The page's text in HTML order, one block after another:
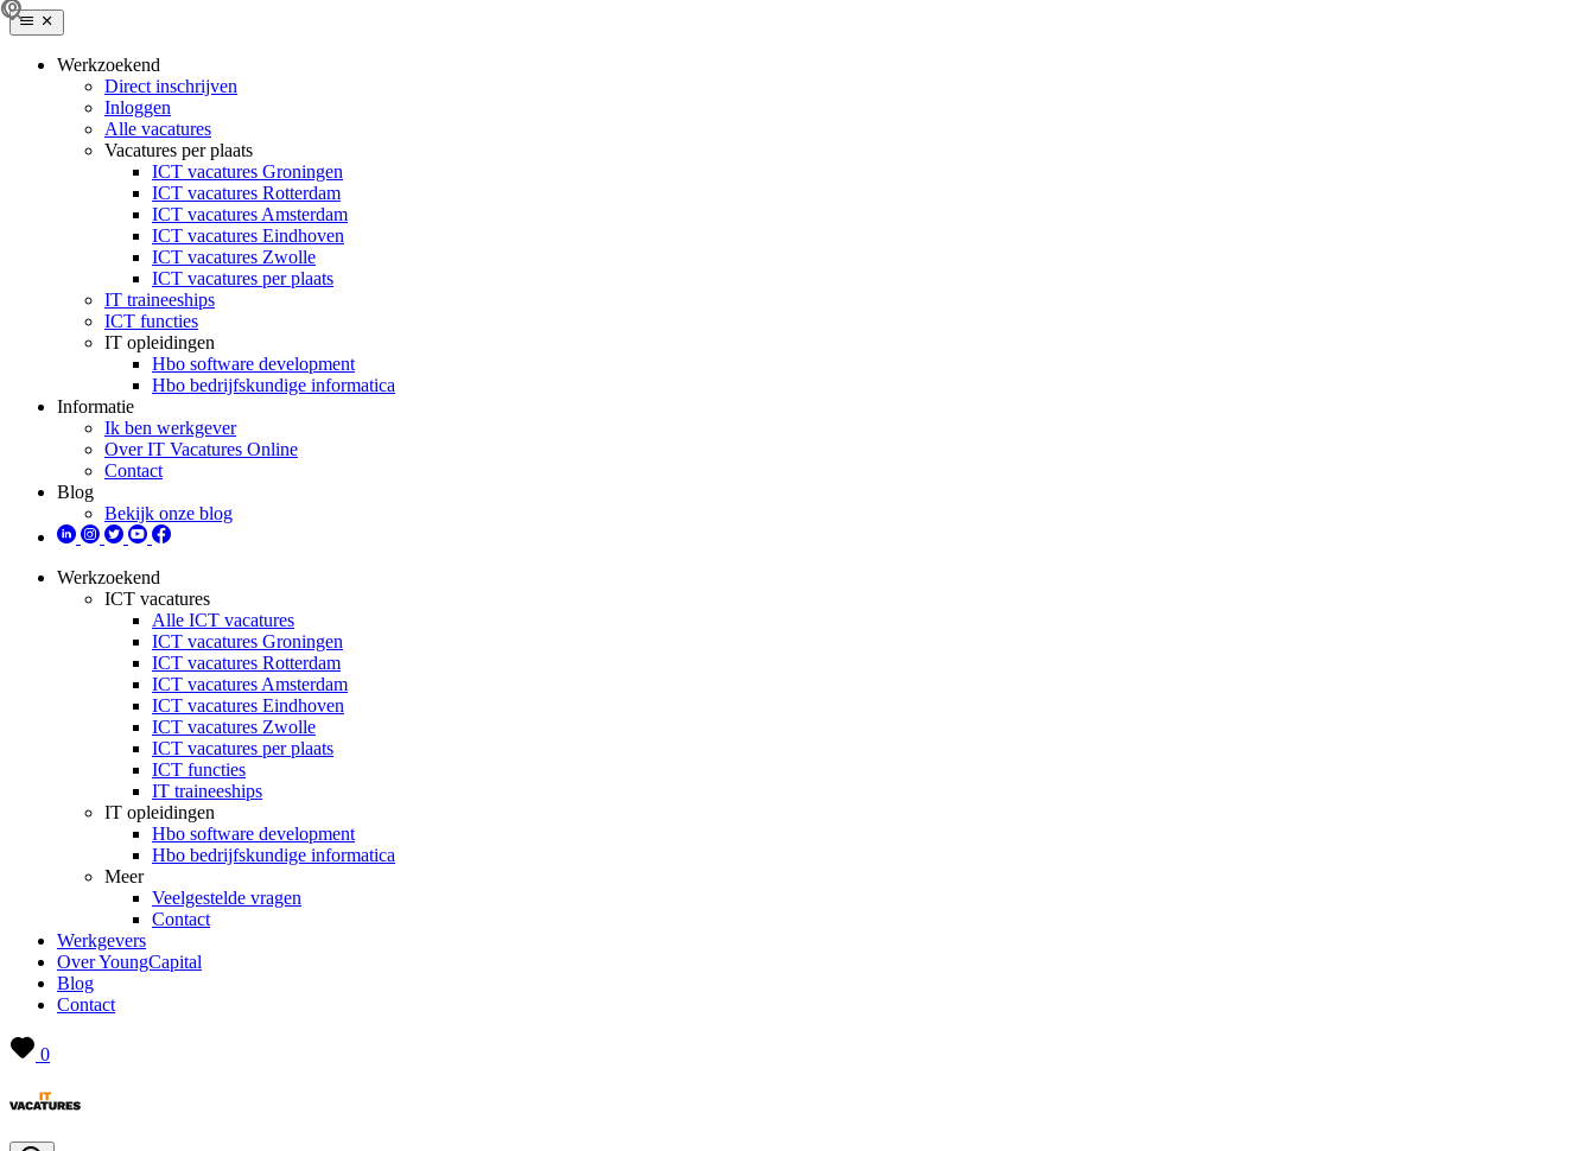
Werkzoekend
Direct inschrijven
Inloggen
Alle vacatures
Vacatures per plaats
ICT vacatures Groningen
ICT vacatures Rotterdam
ICT vacatures Amsterdam
ICT vacatures Eindhoven
ICT vacatures Zwolle
ICT vacatures per plaats
IT traineeships
ICT functies
IT opleidingen
Hbo software development
Hbo bedrijfskundige informatica
Informatie
Ik ben werkgever
Over IT Vacatures Online
Contact
Blog
Bekijk onze blog
Werkzoekend
ICT vacatures
Alle ICT vacatures
ICT vacatures Groningen
ICT vacatures Rotterdam
ICT vacatures Amsterdam
ICT vacatures Eindhoven
ICT vacatures Zwolle
ICT vacatures per plaats
ICT functies
IT traineeships
IT opleidingen
Hbo software development
Hbo bedrijfskundige informatica
Meer
Veelgestelde vragen
Contact
Werkgevers
Over YoungCapital
Blog
Contact
0